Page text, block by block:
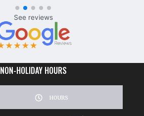
NON-HOLIDAY HOURS
HOURS